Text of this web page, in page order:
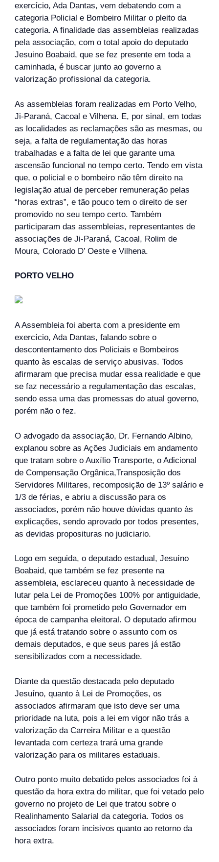
exercício, Ada Dantas, vem debatendo com a
categoria Policial e Bombeiro Militar o pleito da
categoria. A finalidade das assembleias realizadas
pela associação, com o total apoio do deputado
Jesuino Boabaid, que se fez presente em toda a
caminhada, é buscar junto ao governo a
valorização profissional da categoria.
As assembleias foram realizadas em Porto Velho,
Ji-Paraná, Cacoal e Vilhena. E, por sinal, em todas
as localidades as reclamações são as mesmas, ou
seja, a falta de regulamentação das horas
trabalhadas e a falta de lei que garante uma
ascensão funcional no tempo certo. Tendo em vista
que, o policial e o bombeiro não têm direito na
legislação atual de perceber remuneração pelas
“horas extras”, e tão pouco tem o direito de ser
promovido no seu tempo certo. Também
participaram das assembleias, representantes de
associações de Ji-Paraná, Cacoal, Rolim de
Moura, Colorado D’ Oeste e Vilhena.
PORTO VELHO
A Assembleia foi aberta com a presidente em
exercício, Ada Dantas, falando sobre o
descontentamento dos Policiais e Bombeiros
quanto às escalas de serviço abusivas. Todos
afirmaram que precisa mudar essa realidade e que
se faz necessário a regulamentação das escalas,
sendo essa uma das promessas do atual governo,
porém não o fez.
O advogado da associação, Dr. Fernando Albino,
explanou sobre as Ações Judiciais em andamento
que tratam sobre o Auxílio Transporte, o Adicional
de Compensação Orgânica,Transposição dos
Servidores Militares, recomposição de 13º salário e
1/3 de férias, e abriu a discussão para os
associados, porém não houve dúvidas quanto às
explicações, sendo aprovado por todos presentes,
as devidas proposituras no judiciario.
Logo em seguida, o deputado estadual, Jesuíno
Boabaid, que também se fez presente na
assembleia, esclareceu quanto à necessidade de
lutar pela Lei de Promoções 100% por antiguidade,
que também foi prometido pelo Governador em
época de campanha eleitoral. O deputado afirmou
que já está tratando sobre o assunto com os
demais deputados, e que seus pares já estão
sensibilizados com a necessidade.
Diante da questão destacada pelo deputado
Jesuíno, quanto à Lei de Promoções, os
associados afirmaram que isto deve ser uma
prioridade na luta, pois a lei em vigor não trás a
valorização da Carreira Militar e a questão
levantada com certeza trará uma grande
valorização para os militares estaduais.
Outro ponto muito debatido pelos associados foi à
questão da hora extra do militar, que foi vetado pelo
governo no projeto de Lei que tratou sobre o
Realinhamento Salarial da categoria. Todos os
associados foram incisivos quanto ao retorno da
hora extra.